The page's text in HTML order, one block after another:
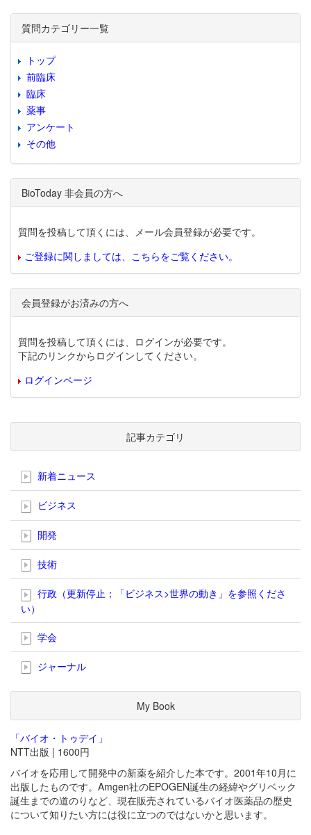
質問カテゴリー一覧
トップ
前臨床
臨床
薬事
アンケート
その他
BioToday 非会員の方へ
質問を投稿して頂くには、メール会員登録が必要です。
ご登録に関しましては、こちらをご覧ください。
会員登録がお済みの方へ
質問を投稿して頂くには、ログインが必要です。
下記のリンクからログインしてください。
ログインページ
記事カテゴリ
新着ニュース
ビジネス
開発
技術
行政（更新停止；「ビジネス>世界の動き」を参照くださ
い）
学会
ジャーナル
My Book
「バイオ・トゥデイ」
NTT出版 | 1600円
バイオを応用して開発中の新薬を紹介した本です。2001年10月に
出版したものです。Amgen社のEPOGEN誕生の経緯やグリベック
誕生までの道のりなど、現在販売されているバイオ医薬品の歴史
について知りたい方には役に立つのではないかと思います。